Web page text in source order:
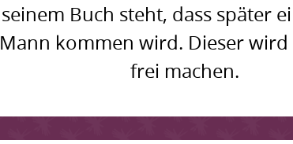
seinem Buch steht, dass später
Mann kommen wird. Dieser wird
frei machen.